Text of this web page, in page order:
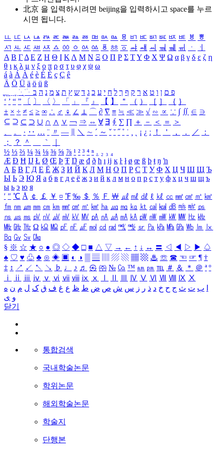
北京 을 입력하시려면 beijing을 입력하시고 space를 누르
시면 됩니다.
ㅥ ㅦ ㅧ ㅨ ㅩ ㅪ ㅫ ㅬ ㅭ ㅮ ㅯ ㅰ ㅱ ㅲ ㅳ ㅴ ㅵ ㅶ ㅷ ㅸ
ㅹ
ㅺ ㅻ ㅼ ㅽ ㅾ ㅿ ㆀ ㆁ ㆂ ㆃ ㆄ ㆅ ㆆ ㆇ ㆈ ㆉ ㆊ ㆋ ㆌ ㆍ
ㆎ
Α Β ΓΔ Ε Ζ Η Θ Ι ΚΛ Μ Ν Ξ Ο Π Ρ Σ ΤΥ Φ Χ Ψ Ω α β γ δ ε ζ η
θ ι κ λ μ ν ξ ο π ρ σ τ υ φ χ ψ ω
á à Á À é è É È ç Ç ê
Ä Ö Ü ä ö ü ß
ִֶֹ ֻּ ׁׂ פ ם ן ו ט א ר ק ף ך ל ח י ע כ ג ד ש ץ ת צ מ נ ה ב
‘ ’ “ ” 〔 〕 〈 〉 「 」 『 』 【 】 ＂ （ ） ［ ］ ｛ ｝
± × ÷ ≠ ≤ ≥ ∞ ∴ ♂ ♀ ∠ ⊥ ⌒ ∂ ∇ ≡ ≒ ≪ ≫ √ ∽ ∝ ∵ ∫ ∬ ∈ ∋
⊆ ⊇ ⊂ ⊃ ∪ ∩ ∧ ∨ ￢ ⇒ ⇔ ∀ ∃ ∮ ∑ ∏ ＋ － ＜ ＝
＞
、
。 · ‥ … ¨ 〃 ― ＼ ∼ ´ ～ ˇ ˘ ˝ ˚ ˙ ¸ ¡ ¿ ː ！ ＇ ， ． ／
：
；
？ ＾ ｀
½ ⅓ ⅔ ¼ ¾ ⅛ ⅜ ⅝ ⅞ ¹ ² ³ ⁴ ⁿ ₁ ₂ ₃ ₄
Æ Ð Ħ Ĳ Ł Ø Œ Þ Ŧ Ŋ æ đ ð ħ ı ĳ ĸ ŀ ł ø œ ß þ ŧ ŋ ŉ
А Б В Г Д Е Ё Ж З И Й К Л М Н О П Р С Т У Ф Х Ц Ч Ш Щ Ъ
Ы Ь Э Ю Я а б в г д е ё ж з и й к л м н о п р с т у ф х ц ч ш щ ъ
ы ь э ю я
′ ″ ℃ Å ￠ ￡ ￥ ¤ ℉ ‰ ＄ ％ Ｆ ￦ ㎕ ㎖ ㎗ ℓ ㎘ ㏄ ㎣ ㎤ ㎥ ㎦
㎙ ㎚ ㎛ ㎜ ㎝ ㎞ ㎟ ㎠ ㎡ ㎢ ㏊ ㎍ ㎎ ㎏ ㏏ ㎈ ㎉ ㏈ ㎧ ㎨ ㎰
㎱ ㎲ ㎳ ㎴ ㎵ ㎶ ㎷ ㎸ ㎹ ㎀ ㎁ ㎂ ㎃ ㎄ ㎺ ㎻ ㎽ ㎾ ㎿ ㎐ ㎑
㎒ ㎓ ㎔ Ω ㏀ ㏁ ㎊ ㎋ ㎌ ㏖ ㏅ ㎭ ㎮ ㎯ ㏛ ㎩ ㎪ ㎫ ㎬ ㏝ ㏐
㏓
㏃ ㏉ ㏜ ㏆
§ ※ ☆ ★ ○ ● ◎ ◇ ◆ □ ■ △ ▽ → ← ↑ ↓ ↔ 〓 ◁ ◀ ▷ ▶ ♤
♠ ♡ ♥ ♧ ♣ ⊙ ◈ ▣ ◐ ◑ ▒ ▤ ▨ ▧ ▦ ▩ ♨ ☏ ☎ ☜ ☞ ¶ †
‡ ↕ ↗ ↙ ↖ ↘ ♭ ♩ ♪ ♬ ㉿ ㈜ № ㏇ ™ ㏂ ㏘ ℡ ＃ ＆ ＊ ＠ ª º
ⅰ
ⅱ ⅲ ⅳ ⅴ ⅵ ⅶ ⅷ ⅸ ⅹ Ⅳ Ⅴ Ⅵ Ⅶ Ⅷ Ⅸ Ⅹ
ب ت ث ج ح خ د ذ ر ز س ش ص ض ط ظ ع غ ف ق ک ل م ن ه
و ی
닫기
통합검색
국내학술논문
학위논문
해외학술논문
학술지
단행본